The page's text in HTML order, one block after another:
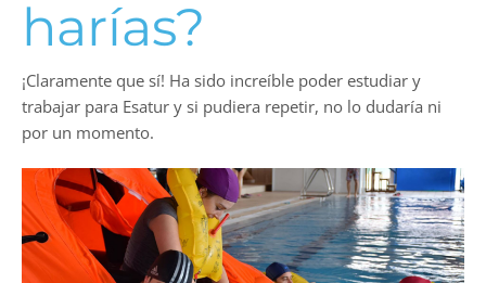
harías?
¡Claramente que sí! Ha sido increíble poder estudiar y
trabajar para Esatur y si pudiera repetir, no lo dudaría ni
por un momento.